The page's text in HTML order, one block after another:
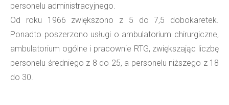
personelu administracyjnego.
Od roku 1966 zwiększono z 5 do 7,5 dobokaretek.
Ponadto poszerzono usługi o ambulatorium chirurgiczne,
ambulatorium ogólne i pracownie RTG, zwiększając liczbę
personelu średniego z 8 do 25, a personelu niższego z 18
do 30.